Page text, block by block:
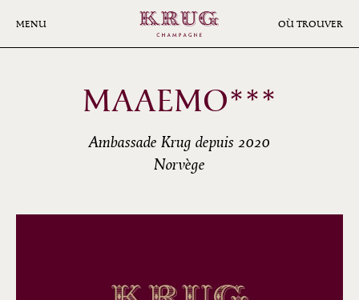
MENU OÙ TROUVER
MAAEMO***
Ambassade Krug depuis 2020
Norvège